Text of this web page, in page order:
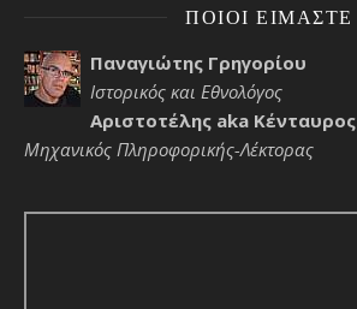
ΠΟΙΟΙ ΕΊΜΑΣΤΕ
Παναγιώτης Γρηγορίου
Ιστορικός και Εθνολόγος
Αριστοτέλης aka Κένταυρος
Μηχανικός Πληροφορικής-Λέκτορας